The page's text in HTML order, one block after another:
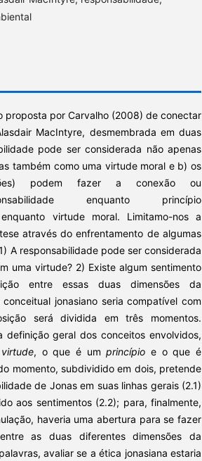
proposta por Carvalho (2008) de conectar
MacIntyre, desmembrada em duas
pode ser considerada não apenas
também como uma virtude moral e b) os
podem fazer a conexão ou
enquanto princípio
virtude moral. Limitamo-nos a
através do enfrentamento de algumas
A responsabilidade pode ser considerada
uma virtude? 2) Existe algum sentimento
entre essas duas dimensões da
jonasiano seria compatível com
será dividida em três momentos.
definição geral dos conceitos envolvidos,
virtude, o que é umprincípio e o que é
momento, subdividido em dois, pretende
de Jonas em suas linhas gerais (2.1)
aos sentimentos (2.2); para, finalmente,
haveria uma abertura para se fazer
as duas diferentes dimensões da
avaliar se a ética jonasiana estaria